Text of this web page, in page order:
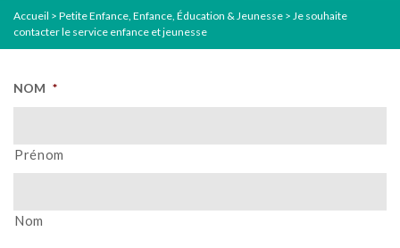
Accueil > Petite Enfance, Enfance, Éducation & Jeunesse > Je souhaite
contacter le service enfance et jeunesse
NOM *
Prénom
Nom